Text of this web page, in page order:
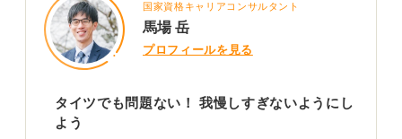
国家資格キャリアコンサルタント
馬場 岳
プロフィールを見る
タイツでも問題ない！ 我慢しすぎないようにし
よう